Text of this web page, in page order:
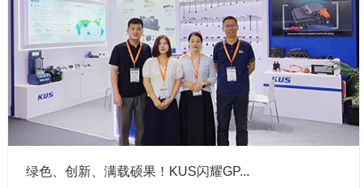
绿色、创新、满载硕果！KUS闪耀GP...